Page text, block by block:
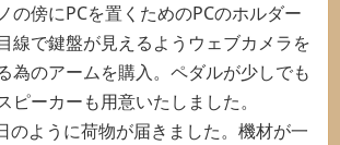
の傍にPCを置くためのPCのホルダー
線で鍵盤が見えるようウェブカメラを
為のアームを購入。ペダルが少しでも
ピーカーも用意いたしました。
のように荷物が届きました。機材が一